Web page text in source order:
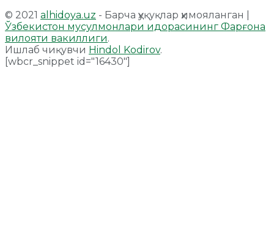
© 2021 alhidoya.uz - Барча ҳуқуқлар ҳимояланган |
Ўзбекистон мусулмонлари идорасининг Фарғона
вилояти вакиллиги.
Ишлаб чиқувчи Hindol Kodirov.
[wbcr_snippet id="16430"]